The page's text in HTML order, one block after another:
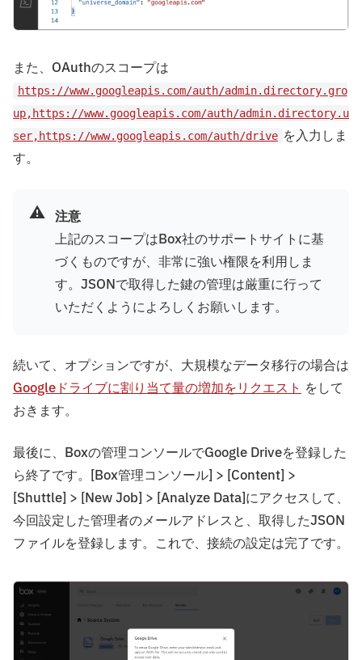
また、OAuthのスコープは
https://www.googleapis.com/auth/admin.directory.gro
up,https://www.googleapis.com/auth/admin.directory.u
ser,https://www.googleapis.com/auth/drive を入力しま
す。
⚠️ 注意
上記のスコープはBox社のサポートサイトに基
づくものですが、非常に強い権限を利用しま
す。JSONで取得した鍵の管理は厳重に行って
いただくようによろしくお願いします。
続いて、オプションですが、大規模なデータ移行の場合は
Googleドライブに割り当て量の増加をリクエスト をして
おきます。
最後に、Boxの管理コンソールでGoogle Driveを登録した
ら終了です。[Box管理コンソール] > [Content] >
[Shuttle] > [New Job] > [Analyze Data]にアクセスして、
今回設定した管理者のメールアドレスと、取得したJSON
ファイルを登録します。これで、接続の設定は完了です。